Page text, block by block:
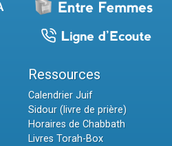
Ressources
Calendrier Juif
Sidour (livre de prière)
Horaires de Chabbath
Livres Torah-Box